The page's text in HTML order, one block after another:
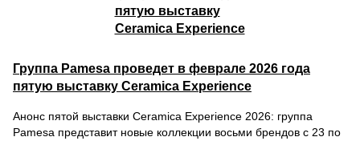
Группа Pamesa проведет в феврале 2026 года
пятую выставку Ceramica Experience
Анонс пятой выставки Ceramica Experience 2026: группа
Pamesa представит новые коллекции восьми брендов с 23 по